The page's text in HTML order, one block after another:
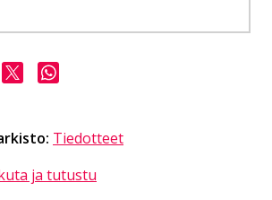
Jaa X:ssäJaa WhasAppissa
Tiedotteet
ja tutustu